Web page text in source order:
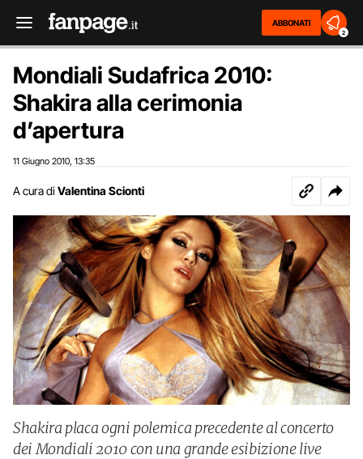
ABBONATI
2
Mondiali Sudafrica 2010:
Shakira alla cerimonia
d’apertura
11 Giugno 2010 13:35
A cura di Valentina Scionti
Shakira placa ogni polemica precedente al concerto
dei Mondiali 2010 con una grande esibizione live